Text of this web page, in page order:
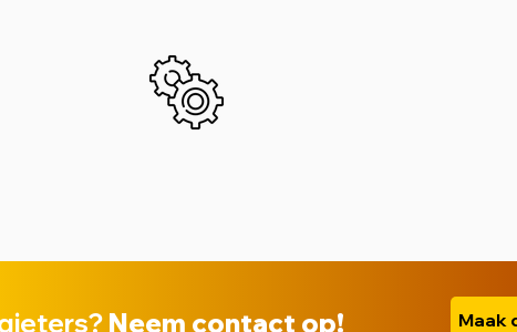
Neem contact op! Maak